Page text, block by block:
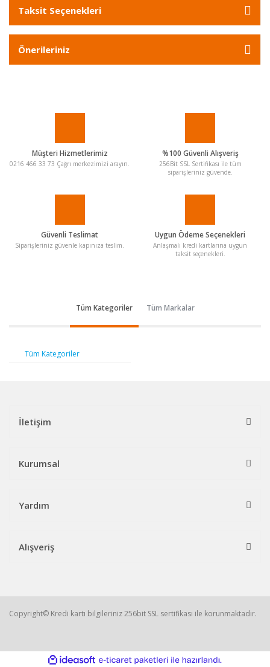
Taksit Seçenekleri
Önerileriniz
Müşteri Hizmetlerimiz
0216 466 33 73 Çağrı merkezimizi arayın.
%100 Güvenli Alışveriş
256Bit SSL Sertifikası ile tüm
siparişleriniz güvende.
Güvenli Teslimat
Siparişleriniz güvenle kapınıza teslim.
Uygun Ödeme Seçenekleri
Anlaşmalı kredi kartlarına uygun
taksit seçenekleri.
Tüm Kategoriler Tüm Markalar
Tüm Kategoriler
İletişim
Kurumsal
Yardım
Alışveriş
Copyright© Kredi kartı bilgileriniz 256bit SSL sertifikası ile korunmaktadır.
ideasoft
e-